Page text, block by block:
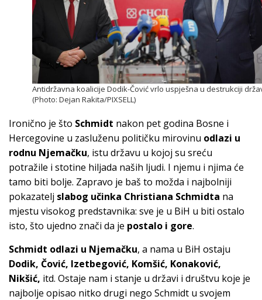
Antidržavna koalicije Dodik-Čović vrlo uspješna u destrukciji
(Photo: Dejan Rakita/PIXSELL)
Ironično je što Schmidt nakon pet godina Bosne i
Hercegovine u zasluženu političku mirovinu odlazi u
rodnu Njemačku, istu državu u kojoj su sreću
potražile i stotine hiljada naših ljudi. I njemu i njima će
tamo biti bolje. Zapravo je baš to možda i najbolniji
pokazatelj slabog učinka Christiana Schmidta na
mjestu visokog predstavnika: sve je u BiH u biti ostalo
isto, što ujedno znači da je postalo i gore.
Schmidt odlazi u Njemačku, a nama u BiH ostaju
Dodik, Čović, Izetbegović, Komšić, Konaković,
Nikšić, itd. Ostaje nam i stanje u državi i društvu koje je
najbolje opisao nitko drugi nego Schmidt u svojem